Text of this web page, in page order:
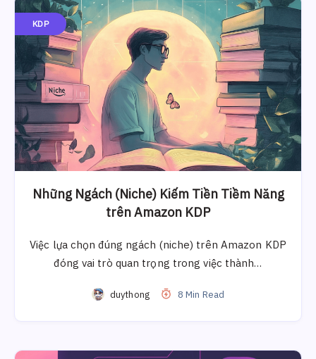
KDP
Những Ngách (Niche) Kiếm Tiền Tiềm Năng
trên Amazon KDP
Việc lựa chọn đúng ngách (niche) trên Amazon KDP
đóng vai trò quan trọng trong việc thành…
duythong 8 Min Read